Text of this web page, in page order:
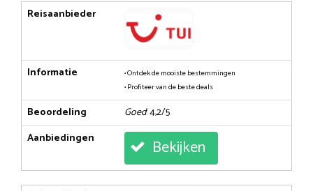
Reisaanbieder
Informatie
• Ontdek de mooiste bestemmingen
• Profiteer van de beste deals
Beoordeling Goed: 4,2/5
Aanbiedingen
Bekijken